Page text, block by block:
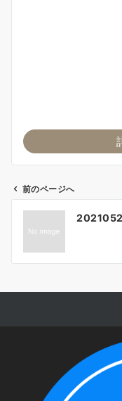
ビ
ー
前のページへ